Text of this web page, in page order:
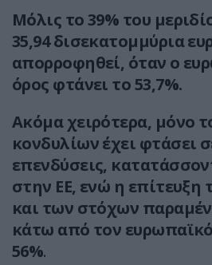
Μόλις το 39% του
35,94 δισεκατομμύρια
απορροφηθεί, όταν ο
όρος φτάνει το 53,7%.
Ακόμα χειρότερα, μόνο
κονδυλίων έχει φτάσει
επενδύσεις,
στην ΕΕ, ενώ η
και των στόχων
κάτω από τον
56%.